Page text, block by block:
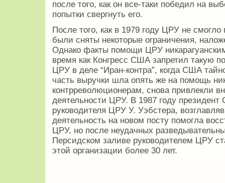
после того, как он все-таки победил на
попытки свергнуть его.
После того, как в 1979 году ЦРУ не
были сняты некоторые ограничения,
Однако факты помощи ЦРУ
время как Конгресс США запретил такую
ЦРУ в деле “Иран-контра”, когда США
часть выручки шла опять же на помощь
контрреволюционерам, снова привлекли
деятельности ЦРУ. В 1987 году
руководителя ЦРУ У. Уэбстера,
деятельность на новом посту помогла
ЦРУ, но после неудачных
Персидском заливе руководителем ЦРУ
этой организации более 30 лет.